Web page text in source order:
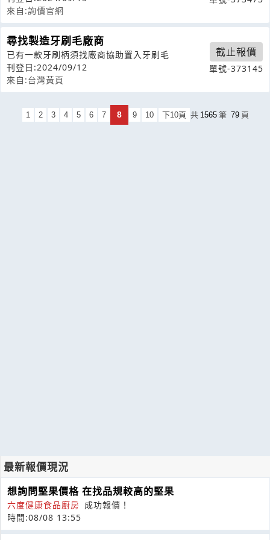
來自:詢價官網
尋找製造牙刷毛廠商
已有一款牙刷柄須找廠商協助置入牙刷毛
刊登日:2024/09/12
來自:台灣黃頁
截止報價
單號-373145
1 2 3 4 5 6 7 8 9 10 下10頁 共 1565 筆 79 頁
最新報價現況
想詢問堅果價格 在找品規較高的堅果
六度健康食品廚房 成功報價！
時間:08/08 13:55